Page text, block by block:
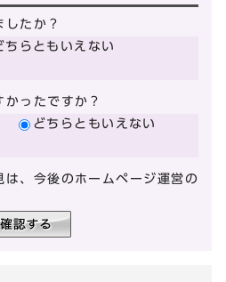
したか？
ちらともいえない
ったですか？
どちらともいえない
は、今後のホームページ運営の